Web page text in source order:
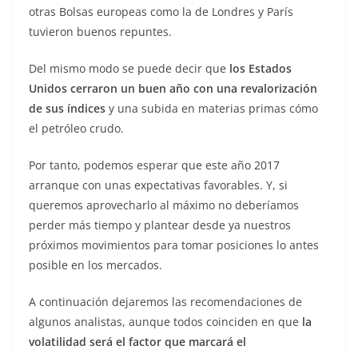
otras Bolsas europeas como la de Londres y París
tuvieron buenos repuntes.
Del mismo modo se puede decir que los Estados
Unidos cerraron un buen año con una revalorización
de sus índices y una subida en materias primas cómo
el petróleo crudo.
Por tanto, podemos esperar que este año 2017
arranque con unas expectativas favorables. Y, si
queremos aprovecharlo al máximo no deberíamos
perder más tiempo y plantear desde ya nuestros
próximos movimientos para tomar posiciones lo antes
posible en los mercados.
A continuación dejaremos las recomendaciones de
algunos analistas, aunque todos coinciden en que la
volatilidad será el factor que marcará el